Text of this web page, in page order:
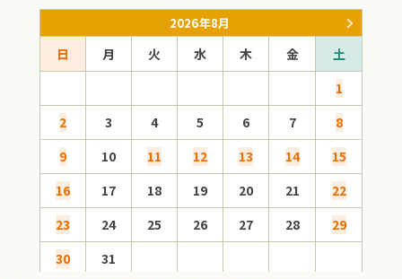
2026年8月
日 月 火 水 木 金
土
1
2
3 4 5 6 7
8
9
10 11 12 13 14
15
16
17 18 19 20 21
22
23
24 25 26 27 28
29
30
31